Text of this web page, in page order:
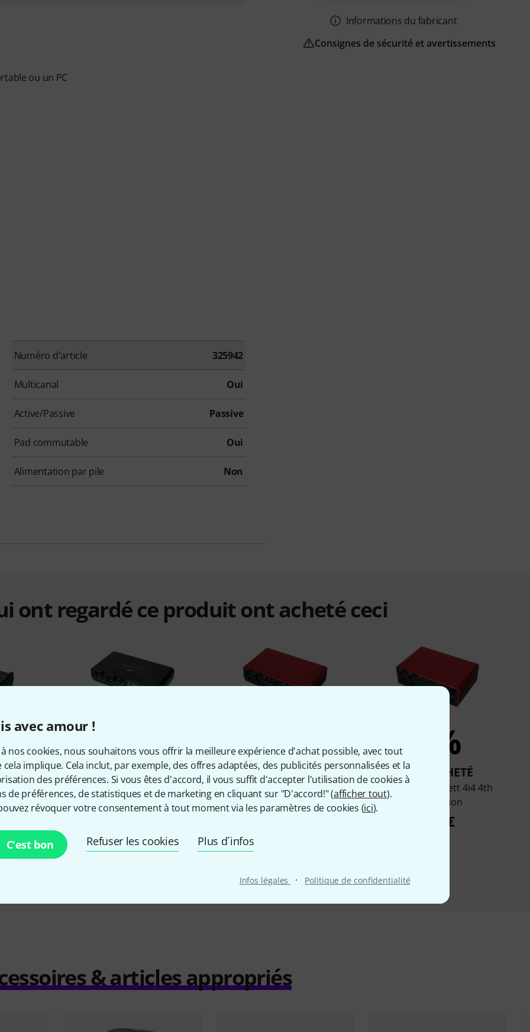
avec amour !
à nos cookies, nous souhaitons vous offrir la meilleure expérience d'achat possible, avec tout
cela implique. Cela inclut, par exemple, des offres adaptées, des publicités personnalisées et la
des préférences. Si vous êtes d'accord, il vous suffit d'accepter l'utilisation de cookies à
de préférences, de statistiques et de marketing en cliquant sur "D'accord!" (afficher tout).
révoquer votre consentement à tout moment via les paramètres de cookies (ici).
C'est bon Refuser les cookies Plus d´infos
Infos légales · Politique de confidentialité
ou un PC
Numéro d'article 325942
Multicanal Oui
Active/Passive Passive
Pad commutable Oui
Alimentation par pile Non
Informations du fabricant
Consignes de sécurité et avertissements
ont regardé ce produit ont acheté ceci
BT
3%
ONT ACHETÉ
MOTU M4
289 €
3%
ONT ACHETÉ
Focusrite Scarlett 2i2 4th
Generation
2%
ONT ACHETÉ
Focusrite Scarlett 4i4 4th
Generation
237 €
& articles appropriés